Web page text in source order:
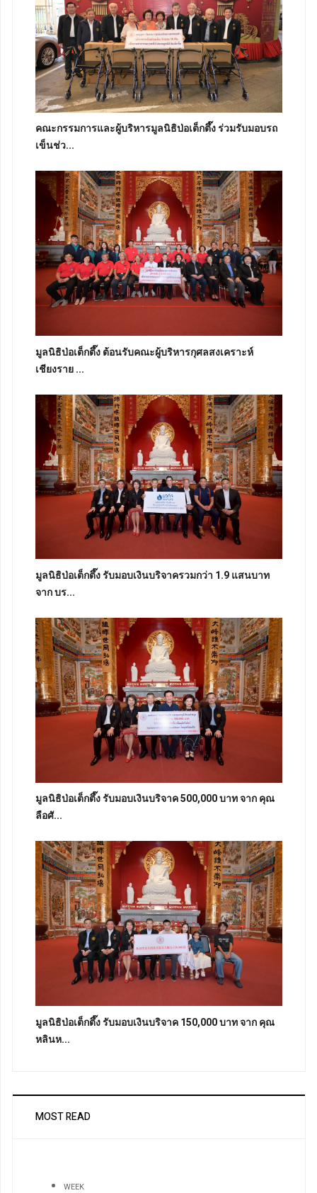
คณะกรรมการและผู้บริหารมูลนิธิป่อเต็กตึ๊ง ร่วมรับมอบรถ
เข็นช่ว...
มูลนิธิป่อเต็กตึ๊ง ต้อนรับคณะผู้บริหารกุศลสงเคราะห์
เชียงราย ...
มูลนิธิป่อเต็กตึ๊ง รับมอบเงินบริจาครวมกว่า 1.9 แสนบาท
จาก บร...
มูลนิธิป่อเต็กตึ๊ง รับมอบเงินบริจาค 500,000 บาท จาก คุณ
ลือศั...
มูลนิธิป่อเต็กตึ๊ง รับมอบเงินบริจาค 150,000 บาท จาก คุณ
หลินห...
MOST READ
WEEK